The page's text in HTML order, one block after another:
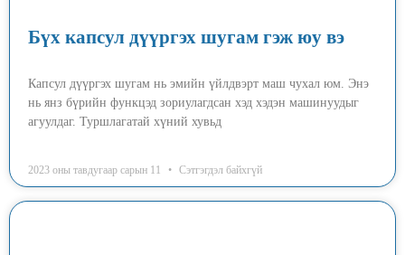
Бүх капсул дүүргэх шугам гэж юу вэ
Капсул дүүргэх шугам нь эмийн үйлдвэрт маш чухал юм. Энэ
нь янз бүрийн функцэд зориулагдсан хэд хэдэн машинуудыг
агуулдаг. Туршлагатай хүний ​​хувьд
2023 оны тавдугаар сарын 11 Сэтгэгдэл байхгүй